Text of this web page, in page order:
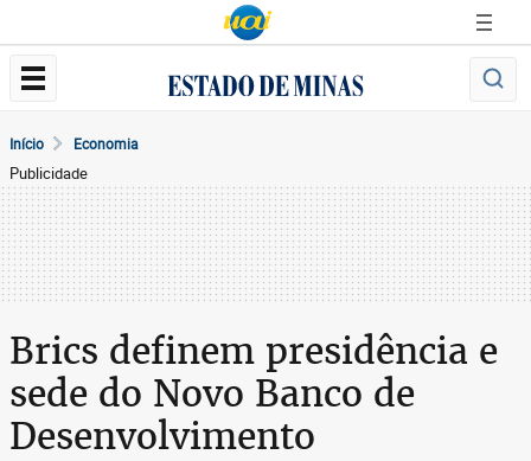
Início Economia
Publicidade
Brics definem presidência e
sede do Novo Banco de
Desenvolvimento